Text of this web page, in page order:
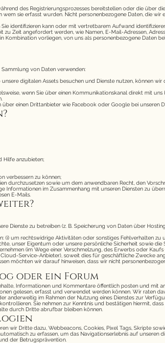
des Registrierungsprozesses bereitstellen oder die über
sie erfasst wurden. Nicht personenbezogene Daten, die
identifizieren kann oder mit vertretbarem Aufwand
zu Zeit angefordert werden, wie Namen, E-Mail-Adressen,
Kombination vorliegen, von uns als personenbezogene Daten
von Daten verwenden:
digitalen Assets besuchen und Dienste nutzen, können
wenn Sie über einen Kommunikationskanal direkt mit
einen Drittanbieter wie Facebook oder Google bei unseren
Hilfe anzubieten;
verbessern zu können;
durchzusetzen sowie um dem anwendbaren Recht, den
Informationen im Zusammenhang mit unseren Diensten zu
E-Mails.
Dienste zu betreiben (z. B. Speicherung von Daten über
um rechtswidrige Aktivitäten oder sonstiges Fehlverhalten
unser Eigentum oder unsere persönliche Sicherheit sowie
(im Wege einer Verschmelzung, des Erwerbs oder
Service-Anbieter), soweit dies für geschäftliche Zwecke
möchten wir darauf hinweisen, dass wir nicht
oder ein Forum
Informationen und Kommentare öffentlich posten und mit
gelesen, erfasst und verwendet werden können. Wir raten
anderweitig im Rahmen der Nutzung eines Dienstes zur
Sie nehmen zur Kenntnis und bestätigen hiermit,
durch Dritte abrufbar bleiben können.
wir Dritte dazu, Webbeacons, Cookies, Pixel Tags, Skripte
zu erfassen, um das Navigationserlebnis auf
der Betrugsprävention.